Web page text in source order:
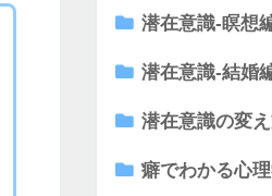
潜在意識-瞑想
潜在意識-結婚
潜在意識の変
癖でわかる心